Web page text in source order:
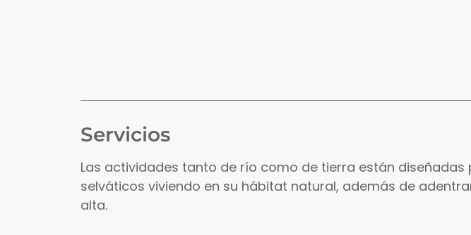
Servicios
Las actividades tanto de río como de tierra están
selváticos viviendo en su hábitat natural, además de
alta.